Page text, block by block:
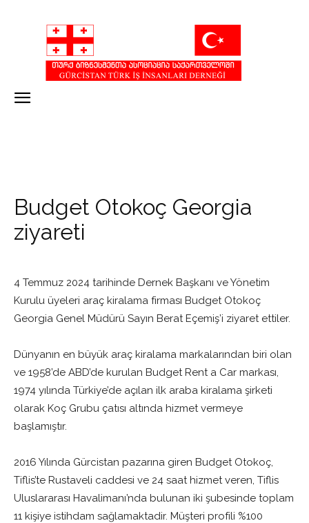
Budget Otokoç Georgia
ziyareti
4 Temmuz 2024 tarihinde Dernek Başkanı ve Yönetim
Kurulu üyeleri araç kiralama firması Budget Otokoç
Georgia Genel Müdürü Sayın Berat Eçemiş’i ziyaret ettiler.
Dünyanın en büyük araç kiralama markalarından biri olan
ve 1958’de ABD’de kurulan Budget Rent a Car markası,
1974 yılında Türkiye’de açılan ilk araba kiralama şirketi
olarak Koç Grubu çatısı altında hizmet vermeye
başlamıştır.
2016 Yılında Gürcistan pazarına giren Budget Otokoç,
Tiflis’te Rustaveli caddesi ve 24 saat hizmet veren, Tiflis
Uluslararası Havalimanı’nda bulunan iki şubesinde toplam
11 kişiye istihdam sağlamaktadir. Müşteri profili %100